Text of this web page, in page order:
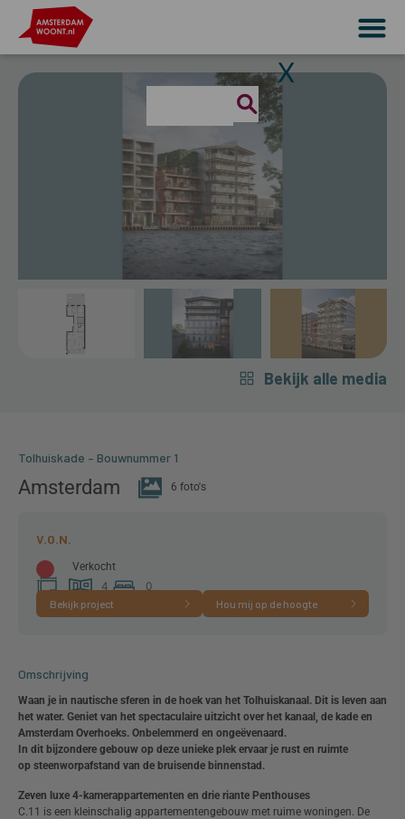
X
Bekijk alle media
Tolhuiskade – Bouwnummer 1
Amsterdam 6 foto's
Verkocht
111 m²
4
kamer(s)
0
slaapkamer(s)
Bekijk project Hou mij op de hoogte
Omschrijving
Waan je in nautische sferen in de hoek van het Tolhuiskanaal. Dit is leven aan
het water. Geniet van het spectaculaire uitzicht over het kanaal, de kade en
Amsterdam Overhoeks. Onbelemmerd en ongeëvenaard.
In dit bijzondere gebouw op deze unieke plek ervaar je rust en ruimte
op steenworpafstand van de bruisende binnenstad.
Zeven luxe 4-kamerappartementen en drie riante Penthouses
C.11 is een kleinschalig appartementengebouw met ruime woningen. De